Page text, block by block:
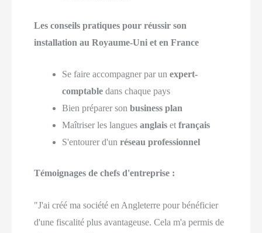
Les conseils pratiques pour réussir son
installation au Royaume-Uni et en France
Se faire accompagner par unexpert-
comptable dans chaque pays
Bien préparer sonbusiness plan
Maîtriser les languesanglais etfrançais
S'entourer d'unréseau professionnel
Témoignages de chefs d'entreprise :
"J'ai créé ma société en Angleterre pour bénéficier
d'une fiscalité plus avantageuse. Cela m'a permis de